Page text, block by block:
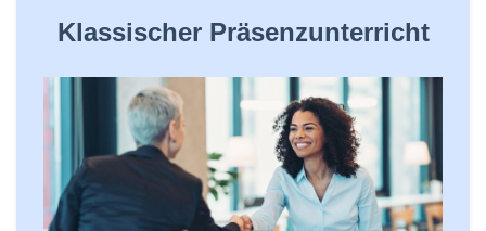
Klassischer Präsenzunterricht